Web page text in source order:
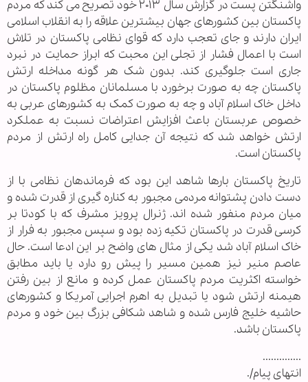
واشنگتن پست در گزارش سال ۲۰۱۳ خود تصریح می کند که مردم
پاکستان بین کشورهای جهان بیشترین علاقه را به انقلاب اسلامی
ایران دارند و جای تعجب دارد که قوای نظامی پاکستان در تلاش
است با اعمال فشار از تجلی این محبت که ابراز حمایت در نبرد
جاری است جلوگیری کند. بدون شک هر گونه مداخله ارتش
پاکستان چه به صورت برخورد با مسلمانان مظلوم پاکستان در
داخل خاک اسلام آباد و چه به صورت کمک به کشورهای عربی به
خصوص عربستان باعث افزایش اعتراضات نسبت به عملکرد
ارتش خواهد شد که نتیجه آن جدایی کامل راه ارتش از مردم
پاکستان است.
تاریخ پاکستان بارها شاهد این بود که فرماندهان نظامی با از
دست دادن پشتوانه مردمی مجبور به کناره گیری از قدرت شده و
میان مردم منفور شده اند. ژنرال پرویز مشرف که با کودتا بر
کرسی قدرت در پاکستان تکیه زده بود و سپس مجبور به فرار از
خاک اسلام آباد شد یکی از مثال های واضح بر این ادعا است. حال
عاصم منیر نیز همین مسیر را پیش رو دارد یا باید مطابق
خواسته اکثریت مردم پاکستان عمل کرده و مانع از بین رفتن
هیمنه ارتش شود یا تبدیل به اهرم اجرایی آمریکا و کشورهای
حاشیه خلیج فارس شده و شاهد شکافی بزرگ بین خود و مردم
پاکستان باشد.
..............
انتهای پیام/.